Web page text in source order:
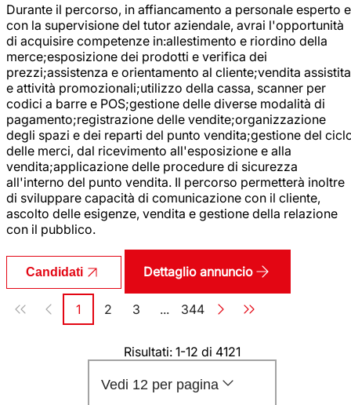
Durante il percorso, in affiancamento a personale esperto e
con la supervisione del tutor aziendale, avrai l'opportunità
di acquisire competenze in:allestimento e riordino della
merce;esposizione dei prodotti e verifica dei
prezzi;assistenza e orientamento al cliente;vendita assistita
e attività promozionali;utilizzo della cassa, scanner per
codici a barre e POS;gestione delle diverse modalità di
pagamento;registrazione delle vendite;organizzazione
degli spazi e dei reparti del punto vendita;gestione del
delle merci, dal ricevimento all'esposizione e alla
vendita;applicazione delle procedure di sicurezza
all'interno del punto vendita. Il percorso permetterà inoltre
di sviluppare capacità di comunicazione con il cliente,
ascolto delle esigenze, vendita e gestione della relazione
con il pubblico.
Candidati Dettaglio annuncio
Paginazione
Pagina
1 Pagina
2 Pagina
3 ... Pagina
344
Risultati: 1-12 di 4121
Vedi 12 per pagina